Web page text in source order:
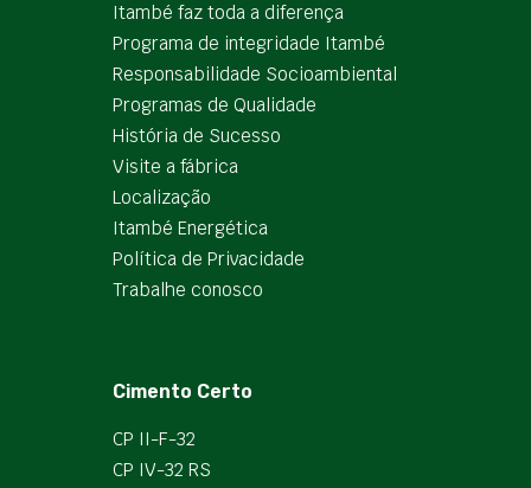
Itambé faz toda a diferença
Programa de integridade Itambé
Responsabilidade Socioambiental
Programas de Qualidade
História de Sucesso
Visite a fábrica
Localização
Itambé Energética
Política de Privacidade
Trabalhe conosco
Cimento Certo
CP II-F-32
CP IV-32 RS